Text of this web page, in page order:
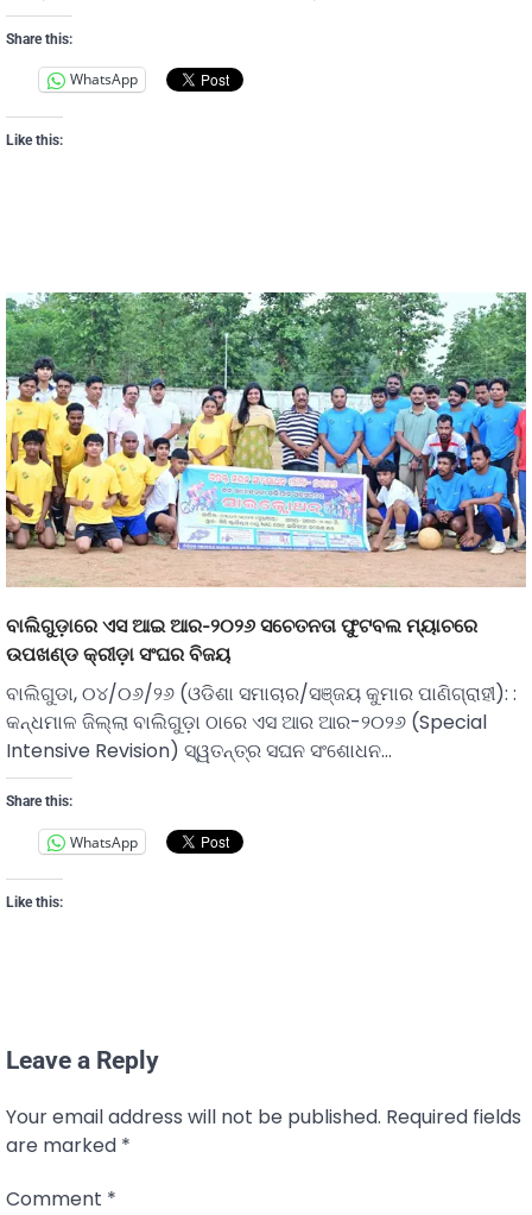
Share this:
WhatsApp
Like this:
ବାଲିଗୁଡ଼ାରେ ଏସ ଆଇ ଆର-୨୦୨୬ ସଚେତନତା ଫୁଟବଲ ମ୍ୟାଚରେ
ଉପଖଣ୍ଡ କ୍ରୀଡ଼ା ସଂଘର ବିଜୟ
ବାଲିଗୁଡା, ୦୪/୦୬/୨୬ (ଓଡିଶା ସମାଚାର/ସଞ୍ଜୟ କୁମାର ପାଣିଗ୍ରାହୀ): :
କନ୍ଧମାଳ ଜିଲ୍ଲା ବାଲିଗୁଡ଼ା ଠାରେ ଏସ ଆର ଆର-୨୦୨୬ (Special
Intensive Revision) ସ୍ୱତନ୍ତ୍ର ସଘନ ସଂଶୋଧନ…
Share this:
WhatsApp
Like this:
Leave a Reply
Your email address will not be published. Required fields
are marked *
Comment *